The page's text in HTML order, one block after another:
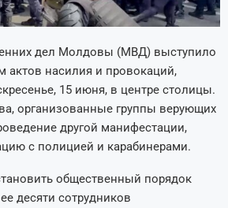
дел Молдовы (МВД) выступило
актов насилия и провокаций,
15 июня, в центре столицы.
организованные группы верующих
другой манифестации,
с полицией и карабинерами.
общественный порядок
десяти сотрудников